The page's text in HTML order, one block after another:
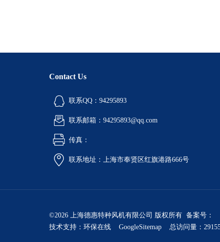
Contact Us
联系QQ：94295893
联系邮箱：94295893@qq.com
传真：
联系地址：上海市奉贤区红旗港路666号
©2026 上海德惠特种风机有限公司 版权所有 备案号：
技术支持： 环保在线 GoogleSitemap 总访问量：